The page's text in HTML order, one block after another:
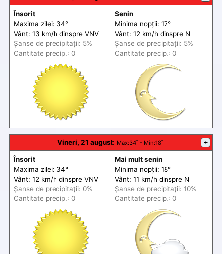
Însorit
Maxima zilei: 34°
Vânt: 13 km/h dinspre VNV
Șanse de precipitații: 5%
Cantitate precip.: 0
Senin
Minima nopții: 17°
Vânt: 12 km/h dinspre N
Șanse de precipitații: 5%
Cantitate precip.: 0
Vineri, 21 august: Max:34˚ - Min:18˚ +
Însorit
Maxima zilei: 34°
Vânt: 12 km/h dinspre VNV
Șanse de precipitații: 0%
Cantitate precip.: 0
Mai mult senin
Minima nopții: 18°
Vânt: 11 km/h dinspre N
Șanse de precipitații: 10%
Cantitate precip.: 0